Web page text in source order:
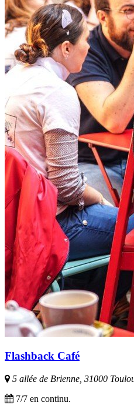
Flashback Café
5 allée de Brienne, 31000
7/7 en continu.